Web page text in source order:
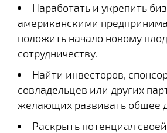
Наработать и укрепить
американскими
положить начало новому
сотрудничеству.
Найти инвесторов,
совладельцев или других
желающих развивать общее
Раскрыть потенциал